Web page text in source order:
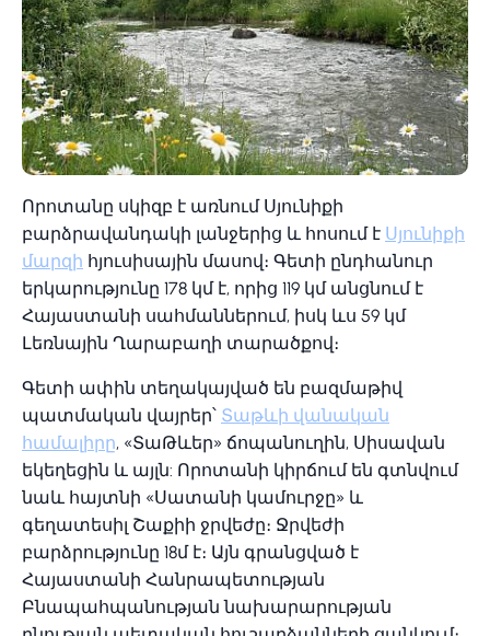
Որոտանը սկիզբ է առնում Սյունիքի
բարձրավանդակի լանջերից և հոսում է Սյունիքի
մարզի հյուսիսային մասով։ Գետի ընդհանուր
երկարությունը 178 կմ է, որից 119 կմ անցնում է
Հայաստանի սահմաններում, իսկ ևս 59 կմ
Լեռնային Ղարաբաղի տարածքով։
Գետի ափին տեղակայված են բազմաթիվ
պատմական վայրեր՝ Տաթևի վանական
համալիրը, «ՏաԹևեր» ճոպանուղին, Սիսավան
եկեղեցին և այլն: Որոտանի կիրճում են գտնվում
նաև հայտնի «Սատանի կամուրջը» և
գեղատեսիլ Շաքիի ջրվեժը։ Ջրվեժի
բարձրությունը 18մ է։ Այն գրանցված է
Հայաստանի Հանրապետության
Բնապահպանության նախարարության